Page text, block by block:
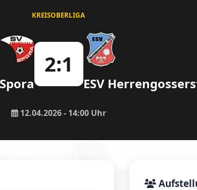
KREISOBERLIGA
2:1
ESV
12.04.2026 - 14:00 Uhr